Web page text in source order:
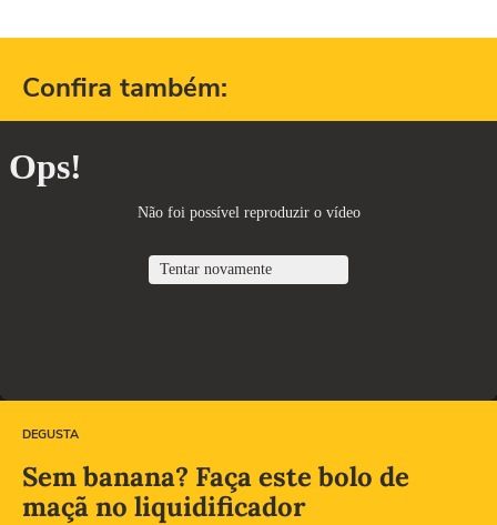
Confira também:
DEGUSTA
Sem banana? Faça este bolo de
maçã no liquidificador